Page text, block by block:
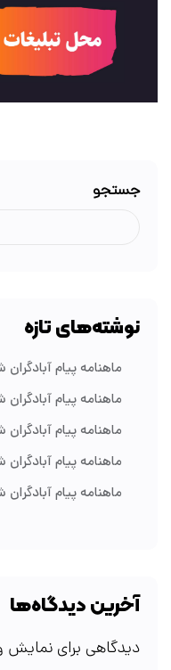
جستجو
نوشته‌های تازه
ماهنامه پیام آبادگران
ماهنامه پیام آبادگران
ماهنامه پیام آبادگران
ماهنامه پیام آبادگران
ماهنامه پیام آبادگران
آخرین دیدگاه‌ها
دیدگاهی برای نمایش